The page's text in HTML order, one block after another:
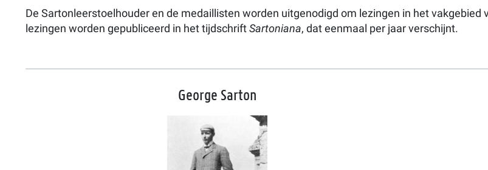
De Sartonleerstoelhouder en de medaillisten worden uitgenodigd om lezingen in het
lezingen worden gepubliceerd in het tijdschriftSartoniana, dat eenmaal per jaar verschijnt.
George Sarton